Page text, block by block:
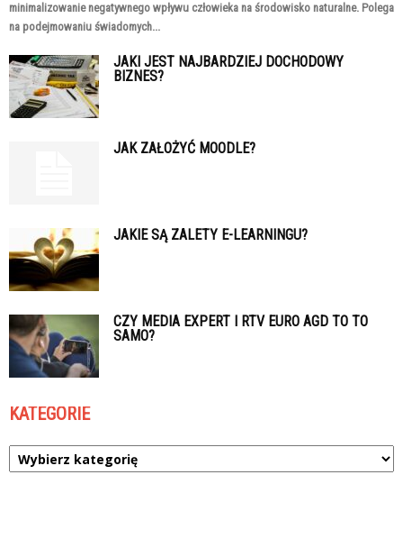
minimalizowanie negatywnego wpływu człowieka na środowisko naturalne. Polega
na podejmowaniu świadomych...
JAKI JEST NAJBARDZIEJ DOCHODOWY
BIZNES?
JAK ZAŁOŻYĆ MOODLE?
JAKIE SĄ ZALETY E-LEARNINGU?
CZY MEDIA EXPERT I RTV EURO AGD TO TO
SAMO?
KATEGORIE
Kategorie